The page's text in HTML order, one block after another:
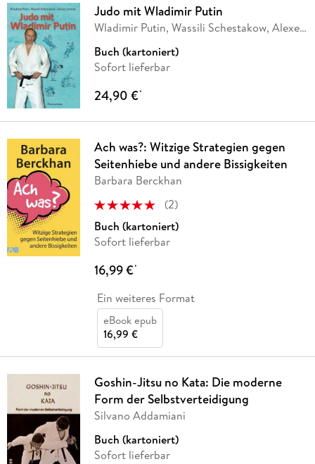
Judo mit Wladimir Putin
Wladimir Putin, Wassili Schestakow, Alexej
Buch (kartoniert)
Sofort lieferbar
24,90 €*
Ach was?: Witzige Strategien gegen
Seitenhiebe und andere Bissigkeiten
Barbara Berckhan
(2)
Buch (kartoniert)
Sofort lieferbar
16,99 €*
Ein weiteres Format
eBook epub
16,99 €
Goshin-Jitsu no Kata: Die moderne
Form der Selbstverteidigung
Silvano Addamiani
Buch (kartoniert)
Sofort lieferbar